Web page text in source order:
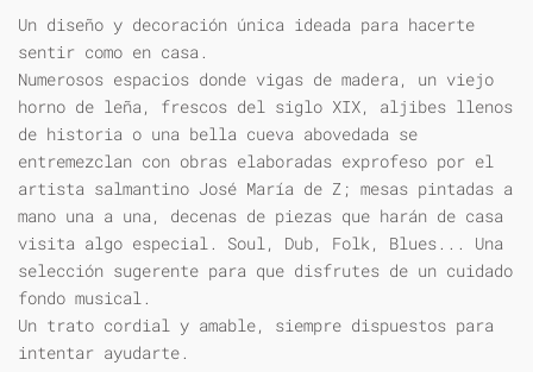
Un diseño y decoración única ideada para hacerte
sentir como en casa.
Numerosos espacios donde vigas de madera, un viejo
horno de leña, frescos del siglo XIX, aljibes llenos
de historia o una bella cueva abovedada se
entremezclan con obras elaboradas exprofeso por el
artista salmantino José María de Z; mesas pintadas a
mano una a una, decenas de piezas que harán de casa
visita algo especial. Soul, Dub, Folk, Blues... Una
selección sugerente para que disfrutes de un cuidado
fondo musical.
Un trato cordial y amable, siempre dispuestos para
intentar ayudarte.